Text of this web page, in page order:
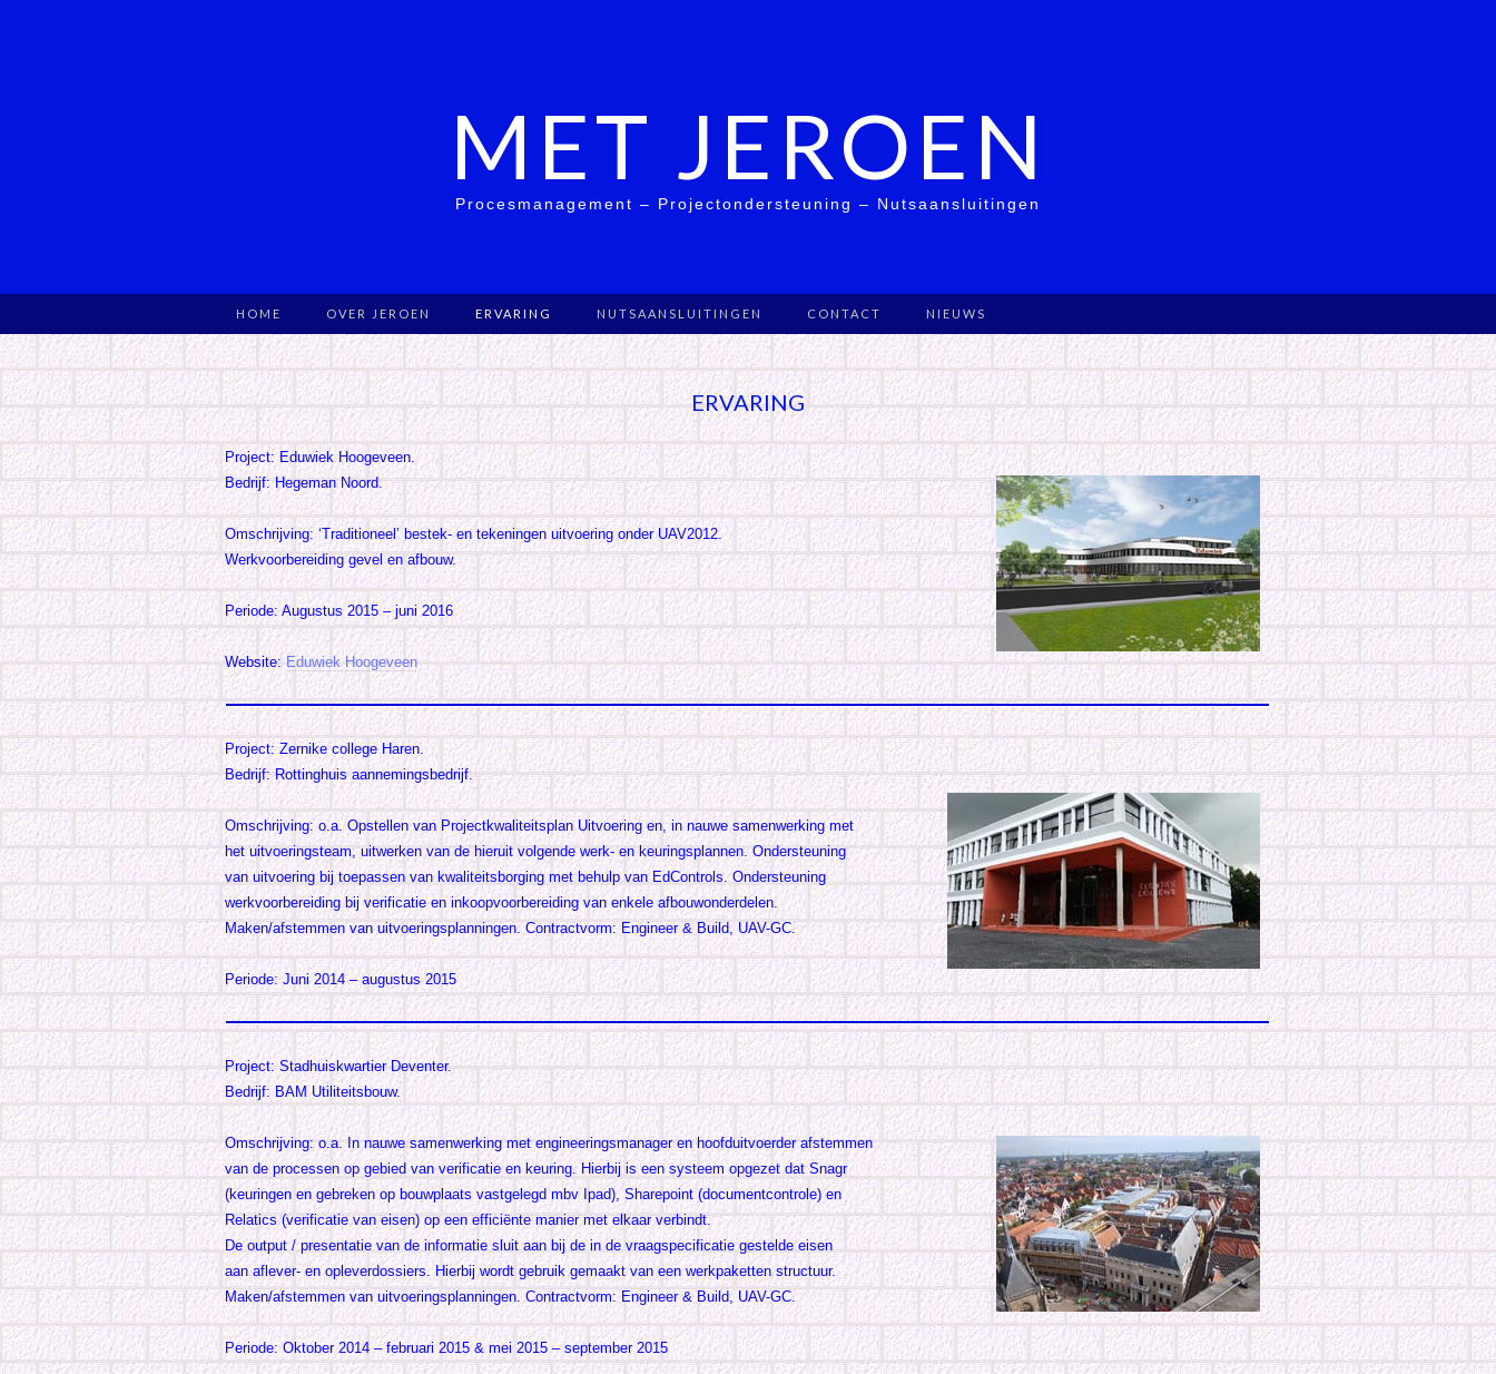
MET JEROEN
Procesmanagement – Projectondersteuning – Nutsaansluitingen
HOME OVER JEROEN ERVARING NUTSAANSLUITINGEN CONTACT NIEUWS
ERVARING
Project: Eduwiek Hoogeveen.
Bedrijf: Hegeman Noord.
Omschrijving: ‘Traditioneel’ bestek- en tekeningen uitvoering onder UAV2012.
Werkvoorbereiding gevel en afbouw.
Periode: Augustus 2015 – juni 2016
Website: Eduwiek Hoogeveen
Project: Zernike college Haren.
Bedrijf: Rottinghuis aannemingsbedrijf.
Omschrijving: o.a. Opstellen van Projectkwaliteitsplan Uitvoering en, in nauwe samenwerking met
het uitvoeringsteam, uitwerken van de hieruit volgende werk- en keuringsplannen. Ondersteuning
van uitvoering bij toepassen van kwaliteitsborging met behulp van EdControls. Ondersteuning
werkvoorbereiding bij verificatie en inkoopvoorbereiding van enkele afbouwonderdelen.
Maken/afstemmen van uitvoeringsplanningen. Contractvorm: Engineer & Build, UAV-GC.
Periode: Juni 2014 – augustus 2015
Project: Stadhuiskwartier Deventer.
Bedrijf: BAM Utiliteitsbouw.
Omschrijving: o.a. In nauwe samenwerking met engineeringsmanager en hoofduitvoerder afstemmen
van de processen op gebied van verificatie en keuring. Hierbij is een systeem opgezet dat Snagr
(keuringen en gebreken op bouwplaats vastgelegd mbv Ipad), Sharepoint (documentcontrole) en
Relatics (verificatie van eisen) op een efficiënte manier met elkaar verbindt.
De output / presentatie van de informatie sluit aan bij de in de vraagspecificatie gestelde eisen
aan aflever- en opleverdossiers. Hierbij wordt gebruik gemaakt van een werkpaketten structuur.
Maken/afstemmen van uitvoeringsplanningen. Contractvorm: Engineer & Build, UAV-GC.
Periode: Oktober 2014 – februari 2015 & mei 2015 – september 2015